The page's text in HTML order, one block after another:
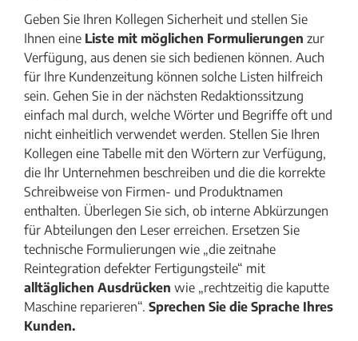
Geben Sie Ihren Kollegen Sicherheit und stellen Sie
Ihnen eine Liste mit möglichen Formulierungen zur
Verfügung, aus denen sie sich bedienen können. Auch
für Ihre Kundenzeitung können solche Listen hilfreich
sein. Gehen Sie in der nächsten Redaktionssitzung
einfach mal durch, welche Wörter und Begriffe oft und
nicht einheitlich verwendet werden. Stellen Sie Ihren
Kollegen eine Tabelle mit den Wörtern zur Verfügung,
die Ihr Unternehmen beschreiben und die die korrekte
Schreibweise von Firmen- und Produktnamen
enthalten. Überlegen Sie sich, ob interne Abkürzungen
für Abteilungen den Leser erreichen. Ersetzen Sie
technische Formulierungen wie „die zeitnahe
Reintegration defekter Fertigungsteile“ mit
alltäglichen Ausdrücken wie „rechtzeitig die kaputte
Maschine reparieren“. Sprechen Sie die Sprache Ihres
Kunden.